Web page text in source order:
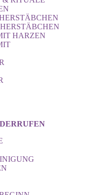
HARZEN